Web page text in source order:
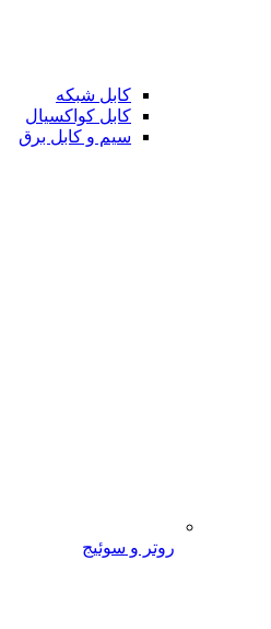
کابل شبکه
کابل کواکسیال
سیم و کابل برق
روتر و سوئیج